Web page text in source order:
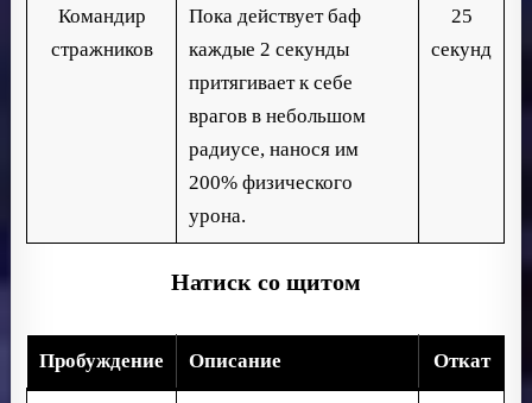
Командир
стражников
Пока действует баф
каждые 2 секунды
притягивает к себе
врагов в небольшом
радиусе, нанося им
200% физического
урона.
25
секунд
Натиск со щитом
Пробуждение Описание Откат